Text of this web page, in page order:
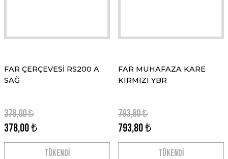
FAR ÇERÇEVESİ RS200 A
SAĞ
378,00 ₺
378,00 ₺
TÜKENDİ
FAR MUHAFAZA KARE
KIRMIZI YBR
793,80 ₺
793,80 ₺
TÜKENDİ